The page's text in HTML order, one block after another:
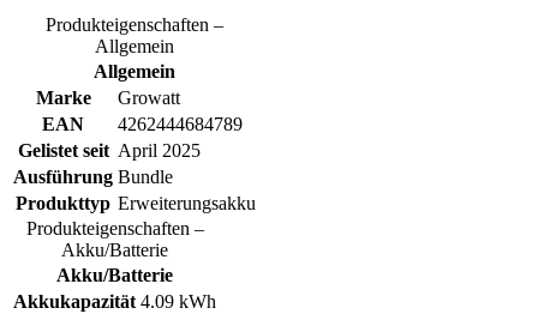
Produkteigenschaften –
Allgemein
Allgemein
Marke
Growatt
EAN
4262444684789
Gelistet seit April 2025
Ausführung Bundle
Produkttyp Erweiterungsakku
Produkteigenschaften –
Akku/Batterie
Akku/Batterie
Akkukapazität 4.09 kWh